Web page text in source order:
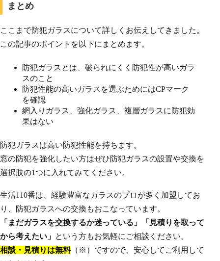
まとめ
ここまで防犯ガラスについて詳しくお伝えしてきました。
この記事のポイントを以下にまとめます。
防犯ガラスとは、破られにくく防犯性が高いガラ
スのこと
防犯性能の高いガラスを選ぶためにはCPマーク
を確認
網入りガラス、強化ガラス、複層ガラスに防犯効
果はない
防犯ガラスは高い防犯性能を持ちます。
窓の防犯を強化したい方はぜひ防犯ガラスの設置や交換を
選択肢の1つに入れてみてください。
生活110番は、経験豊富なガラスのプロが多く加盟してお
り、防犯ガラスへの交換もおこなっています。
「まだガラスを交換するか迷っている」「見積りを取って
から考えたい」 という方もお気軽にご相談ください。
相談・見積りは無料（※）ですので、安心してご利用して